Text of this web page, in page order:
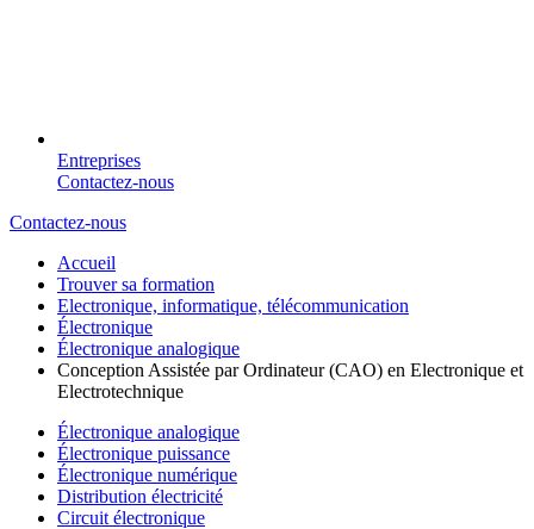
Entreprises
Contactez-nous
Contactez-nous
Accueil
Trouver sa formation
Electronique, informatique, télécommunication
Électronique
Électronique analogique
Conception Assistée par Ordinateur (CAO) en Electronique et
Electrotechnique
Électronique analogique
Électronique puissance
Électronique numérique
Distribution électricité
Circuit électronique